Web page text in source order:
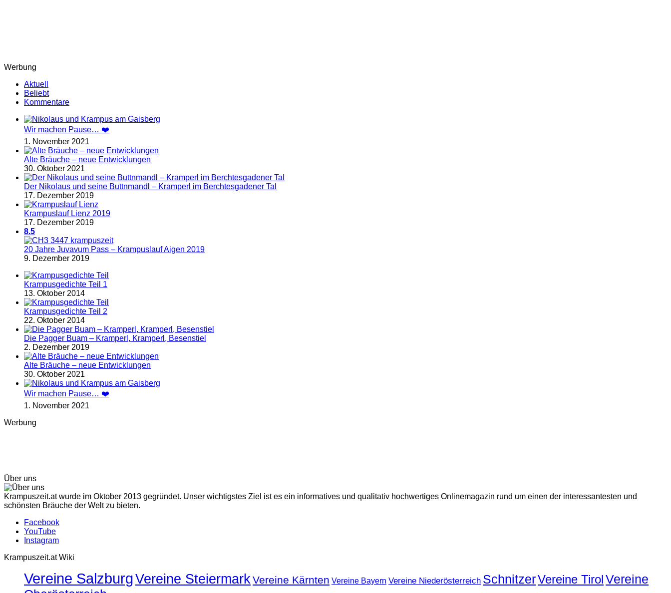
Werbung
Aktuell
Beliebt
Kommentare
Wir machen Pause… ❤️
1. November 2021
Alte Bräuche – neue Entwicklungen
30. Oktober 2021
Der Nikolaus und seine Buttnmandl – Kramperl im Berchtesgadener Tal
17. Dezember 2019
Krampuslauf Lienz 2019
17. Dezember 2019
8.5
20 Jahre Juvavum Pass – Krampuslauf Aigen 2019
9. Dezember 2019
Krampusgedichte Teil 1
13. Oktober 2014
Krampusgedichte Teil 2
22. Oktober 2014
Die Pagger Buam – Kramperl, Kramperl, Besenstiel
2. Dezember 2019
Alte Bräuche – neue Entwicklungen
30. Oktober 2021
Wir machen Pause… ❤️
1. November 2021
Werbung
Über uns
Krampuszeit.at wurde im Oktober 2013 gegründet. Unser wichtigstes Ziel ist es ein informatives und qualitativ hochwertiges Onlinemagazin rund um einen der interessantesten und
schönsten Bräuche der Welt zu bieten.
Facebook
YouTube
Instagram
Krampuszeit.at Wiki
Vereine SalzburgVereine Steiermark Vereine Kärnten Vereine Bayern Vereine Niederösterreich SchnitzerVereine TirolVereine